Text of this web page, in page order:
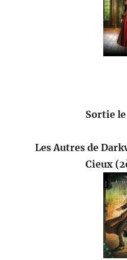
Sortie
Les Autres de
Cieux